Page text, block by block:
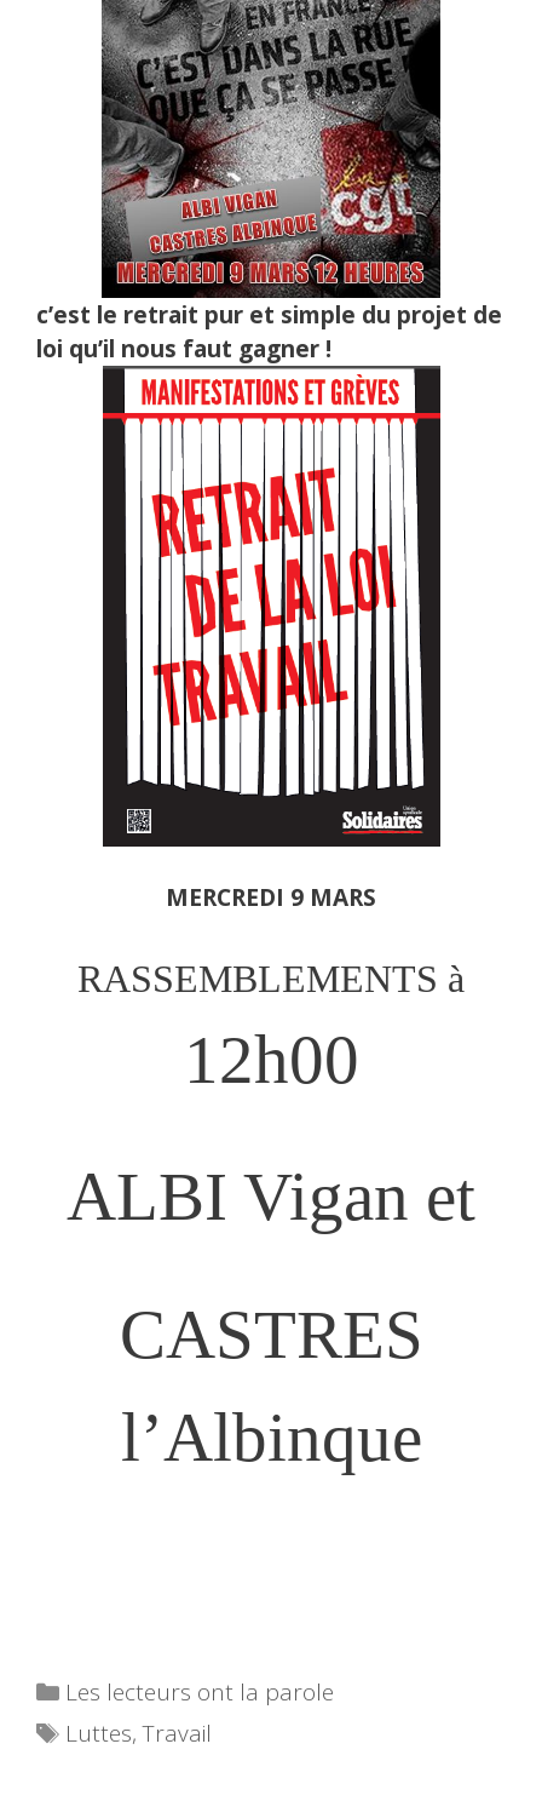
c’est le retrait pur et simple du projet de
loi qu’il nous faut gagner !
MERCREDI 9 MARS
RASSEMBLEMENTS à
12h00
ALBI Vigan et
CASTRES
l’Albinque
Catégories
Les lecteurs ont la parole
Étiquettes
Luttes,Travail